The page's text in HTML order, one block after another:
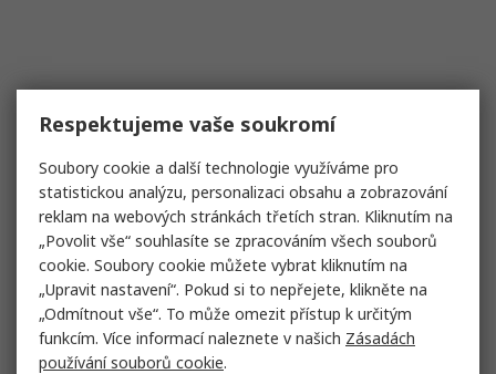
Respektujeme vaše soukromí
Soubory cookie a další technologie využíváme pro
statistickou analýzu, personalizaci obsahu a zobrazování
reklam na webových stránkách třetích stran. Kliknutím na
„Povolit vše“ souhlasíte se zpracováním všech souborů
cookie. Soubory cookie můžete vybrat kliknutím na
„Upravit nastavení“. Pokud si to nepřejete, klikněte na
„Odmítnout vše“. To může omezit přístup k určitým
funkcím. Více informací naleznete v našich Zásadách
používání souborů cookie.